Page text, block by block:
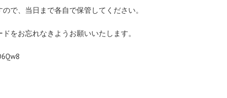
で、当日まで各自で保管してください。
をお忘れなきようお願いいたします。